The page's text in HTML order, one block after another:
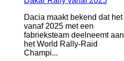
Dacia maakt bekend dat het
vanaf 2025 met een
fabrieksteam deelneemt aan
het World Rally-Raid
Champi...